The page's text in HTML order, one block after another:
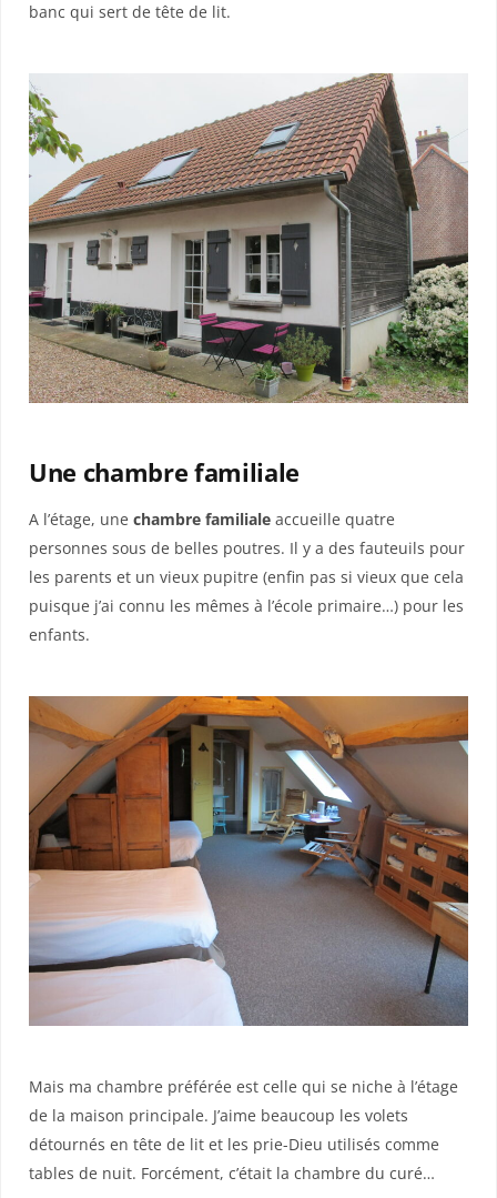
banc qui sert de tête de lit.
Une chambre familiale
A l’étage, une chambre familiale accueille quatre
personnes sous de belles poutres. Il y a des fauteuils pour
les parents et un vieux pupitre (enfin pas si vieux que cela
puisque j’ai connu les mêmes à l’école primaire…) pour les
enfants.
Mais ma chambre préférée est celle qui se niche à l’étage
de la maison principale. J’aime beaucoup les volets
détournés en tête de lit et les prie-Dieu utilisés comme
tables de nuit. Forcément, c’était la chambre du curé…